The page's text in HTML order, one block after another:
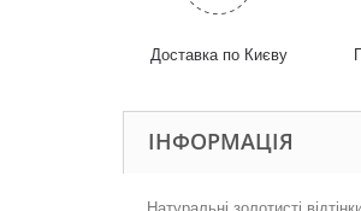
Доставка по Києву
ІНФОРМАЦІЯ